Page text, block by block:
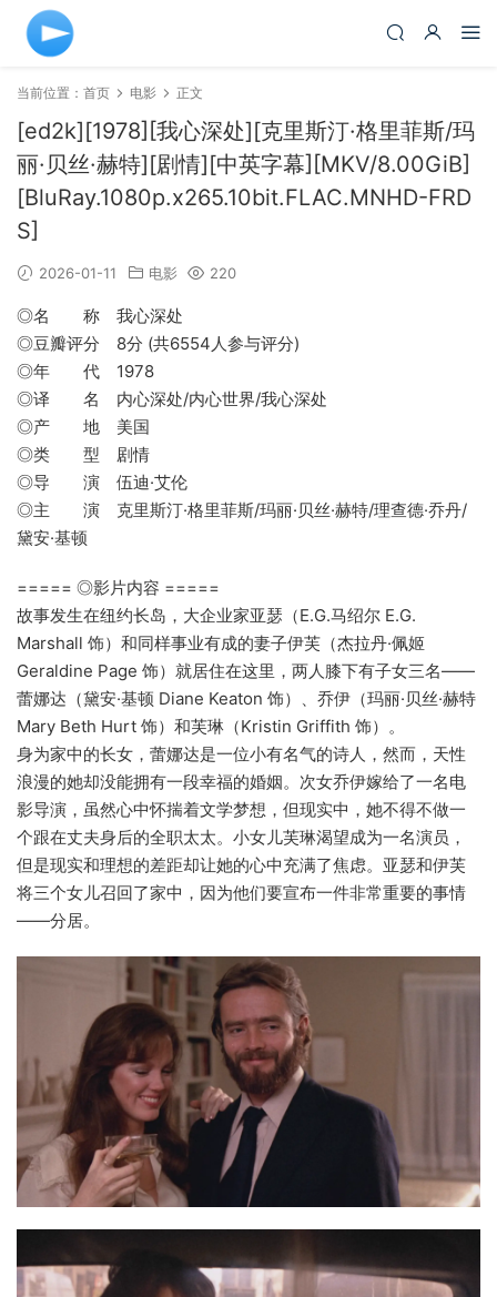
当前位置： 首页 电影 正文
[ed2k][1978][我心深处][克里斯汀·格里菲斯/玛
丽·贝丝·赫特][剧情][中英字幕][MKV/8.00GiB]
[BluRay.1080p.x265.10bit.FLAC.MNHD-FRD
S]
2026-01-11 电影 220
◎名 称 我心深处
◎豆瓣评分 8分 (共6554人参与评分)
◎年 代 1978
◎译 名 内心深处/内心世界/我心深处
◎产 地 美国
◎类 型 剧情
◎导 演 伍迪·艾伦
◎主 演 克里斯汀·格里菲斯/玛丽·贝丝·赫特/理查德·乔丹/
黛安·基顿
===== ◎影片内容 =====
故事发生在纽约长岛，大企业家亚瑟（E.G.马绍尔 E.G.
Marshall 饰）和同样事业有成的妻子伊芙（杰拉丹·佩姬
Geraldine Page 饰）就居住在这里，两人膝下有子女三名——
蕾娜达（黛安·基顿 Diane Keaton 饰）、乔伊（玛丽·贝丝·赫特
Mary Beth Hurt 饰）和芙琳（Kristin Griffith 饰）。
身为家中的长女，蕾娜达是一位小有名气的诗人，然而，天性
浪漫的她却没能拥有一段幸福的婚姻。次女乔伊嫁给了一名电
影导演，虽然心中怀揣着文学梦想，但现实中，她不得不做一
个跟在丈夫身后的全职太太。小女儿芙琳渴望成为一名演员，
但是现实和理想的差距却让她的心中充满了焦虑。亚瑟和伊芙
将三个女儿召回了家中，因为他们要宣布一件非常重要的事情
——分居。